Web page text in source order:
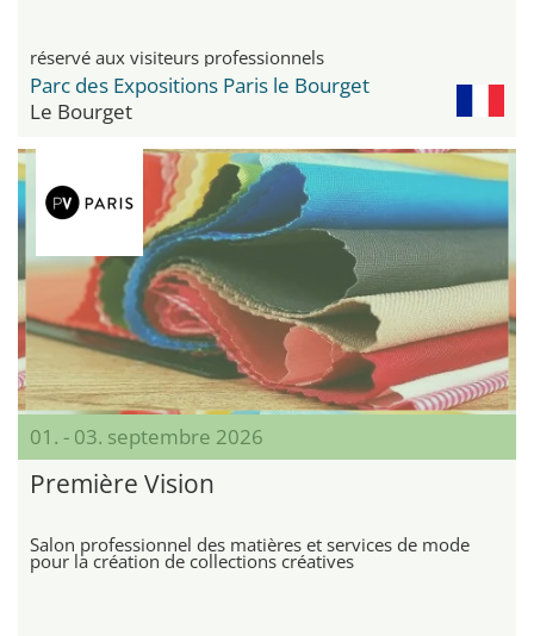
réservé aux visiteurs professionnels
Parc des Expositions Paris le Bourget
Le Bourget
01. - 03. septembre 2026
Première Vision
Salon professionnel des matières et services de mode
pour la création de collections créatives